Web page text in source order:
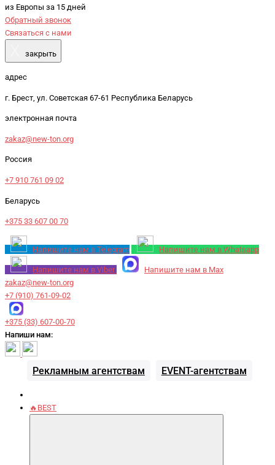
из Европы за 15 дней
Обратный звонок
Связаться с нами
закрыть
адрес
г. Брест, ул. Советская 67-61 Республика Беларусь
электронная почта
zakaz@new-ton.org
Россия
+7 910 761 09 02
Беларусь
+375 33 607 00 70
Напишите нам в Telegram Напишите нам в Whatsapp
Напишите нам в Viber
Напишите нам в Max
zakaz@new-ton.org
+7 (910) 761-09-02
+375 (33) 607-00-70
Напиши нам:
Рекламным агентствам EVENT-агентствам
🔥BEST